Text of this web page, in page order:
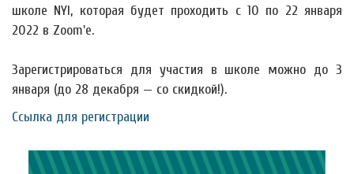
школе NYI, которая будет проходить с 10 по 22 января
2022 в Zoom'е.
Зарегистрироваться для участия в школе можно до 3
января (до 28 декабря — со скидкой!).
Ссылка для регистрации